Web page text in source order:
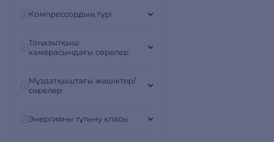
Компрессордың түрі
Тоңазытқыш
камерасындағы сөрелер
Мұздатқыштағы жәшіктер/
сөрелер
Энергияны тұтыну класы